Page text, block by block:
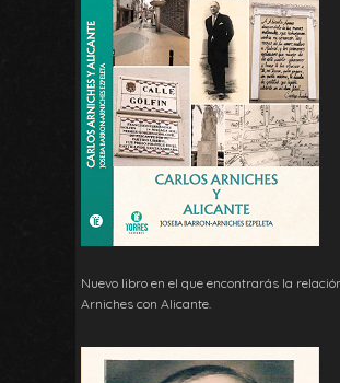
Nuevo libro en el que encontrarás la
Arniches con Alicante.